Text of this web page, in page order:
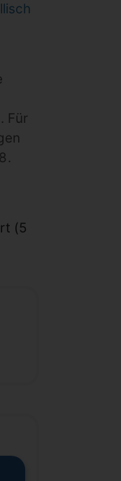
Für
(5